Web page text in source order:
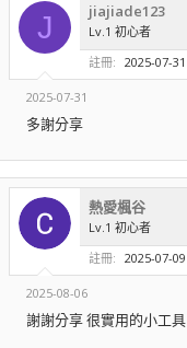
J jiajiade123
Lv.1 初心者
註冊
2025-07-31
2025-07-31
多謝分享
熱愛楓谷
Lv.1 初心者
註冊
2025-07-09
2025-08-06
謝謝分享 很實用的小工具